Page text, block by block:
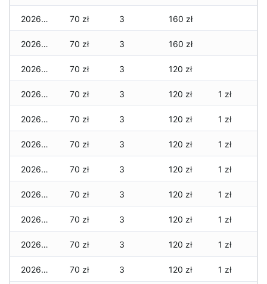
2026-02-19 70 zł 3 160 zł
2026-02-18 70 zł 3 160 zł
2026-02-17 70 zł 3 120 zł
2026-02-16 70 zł 3 120 zł 1 zł
2026-02-15 70 zł 3 120 zł 1 zł
2026-02-14 70 zł 3 120 zł 1 zł
2026-02-13 70 zł 3 120 zł 1 zł
2026-02-12 70 zł 3 120 zł 1 zł
2026-02-11 70 zł 3 120 zł 1 zł
2026-02-10 70 zł 3 120 zł 1 zł
2026-02-09 70 zł 3 120 zł 1 zł